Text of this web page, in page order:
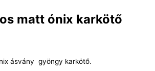
matt ónix karkötő
ásvány gyöngy karkötő.